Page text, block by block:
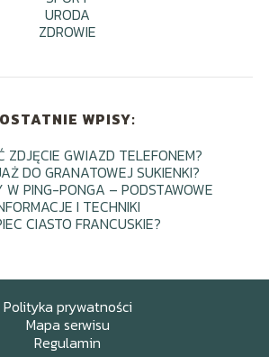
URODA
ZDROWIE
OSTATNIE WPISY:
ZDJĘCIE GWIAZD TELEFONEM?
DO GRANATOWEJ SUKIENKI?
W PING-PONGA – PODSTAWOWE
I TECHNIKI
CIASTO FRANCUSKIE?
Polityka prywatności
Mapa serwisu
Regulamin